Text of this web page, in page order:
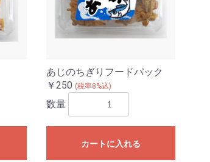
あじのちぎりフードパック
￥250 (税率8%込)
数量
カートに入れる